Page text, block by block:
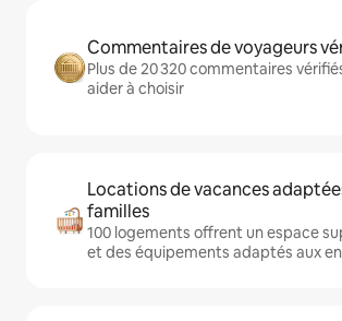
Commentaires de voyageurs
Plus de 20 320 commentaires
aider à choisir
Locations de vacances
familles
100 logements offrent un espace
et des équipements adaptés aux